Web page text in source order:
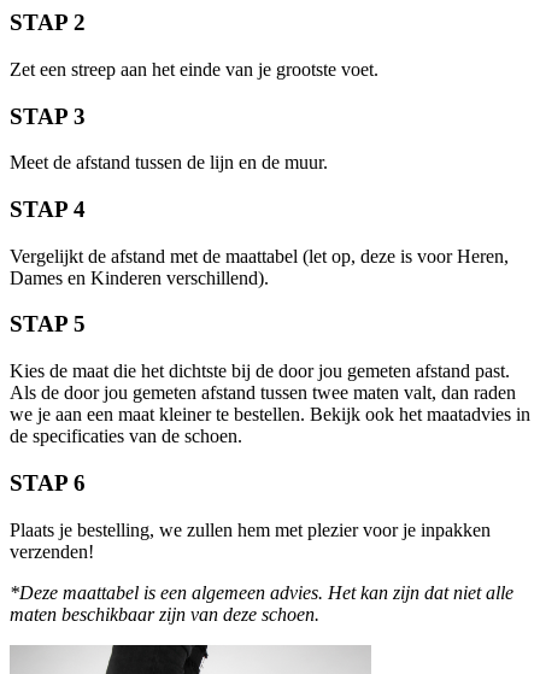
STAP 2
Zet een streep aan het einde van je grootste voet.
STAP 3
Meet de afstand tussen de lijn en de muur.
STAP 4
Vergelijkt de afstand met de maattabel (let op, deze is voor Heren,
Dames en Kinderen verschillend).
STAP 5
Kies de maat die het dichtste bij de door jou gemeten afstand past.
Als de door jou gemeten afstand tussen twee maten valt, dan raden
we je aan een maat kleiner te bestellen. Bekijk ook het maatadvies in
de specificaties van de schoen.
STAP 6
Plaats je bestelling, we zullen hem met plezier voor je inpakken
verzenden!
*Deze maattabel is een algemeen advies. Het kan zijn dat niet alle
maten beschikbaar zijn van deze schoen.